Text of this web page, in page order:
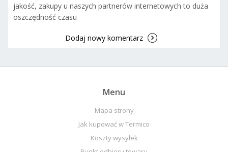
jakość, zakupy u naszych partnerów internetowych to duża
oszczędność czasu
Dodaj nowy komentarz
Menu
Mapa strony
Jak kupować w Termico
Koszty wysyłek